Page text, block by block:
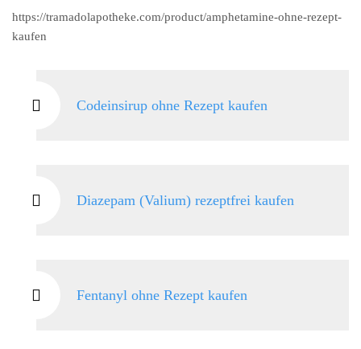
https://tramadolapotheke.com/product/amphetamine-ohne-rezept-
kaufen
Codeinsirup ohne Rezept kaufen
Diazepam (Valium) rezeptfrei kaufen
Fentanyl ohne Rezept kaufen